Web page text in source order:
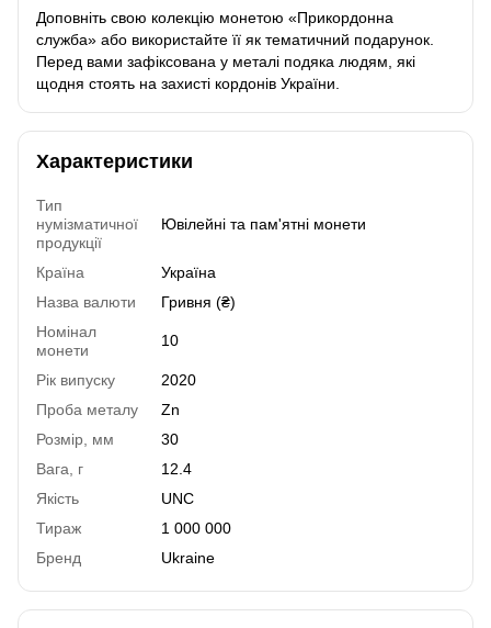
Доповніть свою колекцію монетою «Прикордонна
служба» або використайте її як тематичний подарунок.
Перед вами зафіксована у металі подяка людям, які
щодня стоять на захисті кордонів України.
Характеристики
Тип
нумізматичної
продукції
Ювілейні та пам'ятні монети
Країна
Україна
Назва валюти
Гривня (₴)
Номінал
монети
10
Рік випуску
2020
Проба металу
Zn
Розмір, мм
30
Вага, г
12.4
Якість
UNC
Тираж
1 000 000
Бренд
Ukraine